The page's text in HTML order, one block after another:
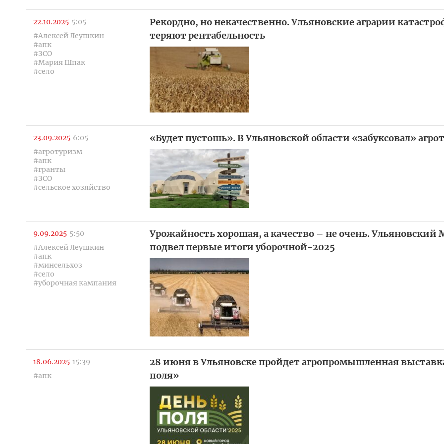
22.10.2025 5:05
#Алексей Леушкин
#апк
#ЗСО
#Мария Шпак
#село
Рекордно, но некачественно. Ульяновские аграрии
теряют рентабельность
23.09.2025 6:05
#агротуризм
#апк
#гранты
#ЗСО
#сельское хозяйство
«Будет пустошь». В Ульяновской области «забуксовал»
9.09.2025 5:50
#Алексей Леушкин
#апк
#минсельхоз
#село
#уборочная кампания
Урожайность хорошая, а качество – не очень. Ульяновский
подвел первые итоги уборочной-2025
18.06.2025 15:39
#апк
28 июня в Ульяновске пройдет агропромышленная
поля»